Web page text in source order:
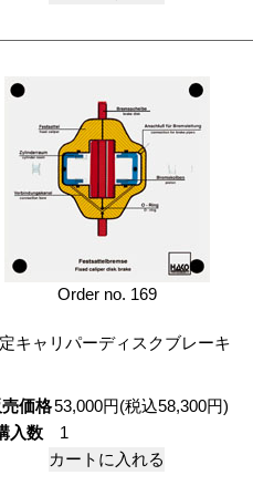
Order no. 169
キャリパーディスクブレーキ
価格53,000円(税込58,300円)
入数